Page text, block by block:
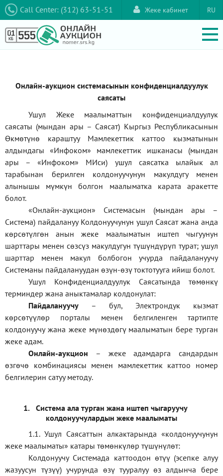
Call Center: (312) 63-51-51 RU
Жеке кабинет
Онлайн-аукцион системасынын конфиденциалдуулук
саясаты
Ушул Жеке маалыматтын конфиденциалдуулук
саясаты (мындан ары – Саясат) Кыргыз Республикасынын
Өкмөтүнө караштуу Мамлекеттик каттоо кызматынын
алдындагы «Инфоком» мамлекеттик ишканасы (мындан
ары –«Инфоком» МИси) ушул саясатка ылайык ал
тарабынан берилген колдонуучунун макулдугу менен
алынышы мүмкүн болгон маалыматка карата аракетте
болот.
«Онлайн-аукцион» Системасын (мындан ары –
Система) пайдалануу Колдонуучунун ушул Саясат жана анда
көрсөтүлгөн анын жеке маалыматын иштеп чыгуунун
шарттары менен сөзсүз макулдугун түшүндүрүп турат; ушул
шарттар менен макул болбогон учурда пайдалануучу
Системаны пайдалануудан өзүн-өзү токтотууга ийиш болот.
Ушул Конфиденциалдуулук Саясатында төмөнкү
терминдер жана аныктамалар колдонулат:
Пайдалануучу – бул, Электрондук кызмат
көрсөтүүлөр порталы менен белгиленген тартипте
колдонуучу жана жеке мүнөздөгү маалыматын бере турган
жеке адам.
Онлайн-аукцион – жеке адамдарга сандардын
өзгөчө комбинациясы менен мамлекеттик каттоо номер
белгилерин сатуу методу.
1. Система ала турган жана иштеп чыгаруучу
колдонуучулардын жеке маалыматы
1.1. Ушул Саясаттын алкактарында«колдонуучунун
жеке маалыматы» катары төмөнкүлөр түшүнүлөт:
Колдонуучу Системада каттоодон өтүү (эсепке алуу
жазуусун түзүү) учурунда өзү тууралуу өз алдынча бере